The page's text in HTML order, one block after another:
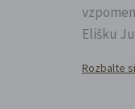
Elišku
Rozbalte